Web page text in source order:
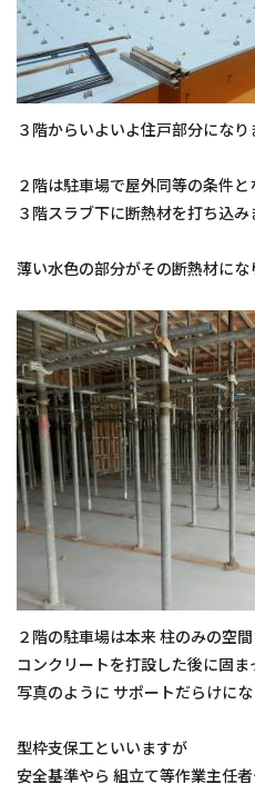
スタッフブログ
３階からいよいよ住戸部分になり
２階は駐車場で屋外同等の条件と
３階スラブ下に断熱材を打ち込み
薄い水色の部分がその断熱材にな
２階の駐車場は本来 柱のみの空
コンクリートを打設した後に固
写真のように サポートだらけに
型枠支保工といいますが
安全基準やら 組立て等作業主任